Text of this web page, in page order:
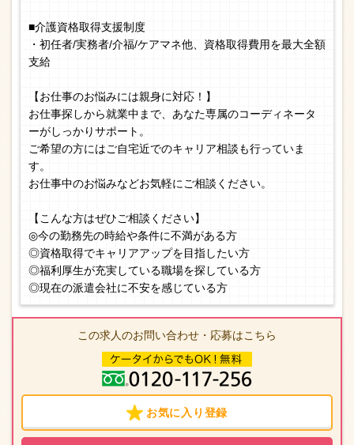
■介護資格取得支援制度
・初任者/実務者/介福/ケアマネ他、資格取得費用を最大全額
支給
【お仕事のお悩みには親身に対応！】
お仕事探しから就業中まで、あなた専属のコーディネータ
ーがしっかりサポート。
ご希望の方にはご自宅近でのキャリア相談も行っていま
す。
お仕事中のお悩みなどお気軽にご相談ください。
【こんな方はぜひご相談ください】
◎今の勤務先の時給や条件に不満がある方
◎資格取得でキャリアアップを目指したい方
◎福利厚生が充実している職場を探している方
◎現在の派遣会社に不安を感じている方
この求人のお問い合わせ・応募はこちら
お気に入り登録